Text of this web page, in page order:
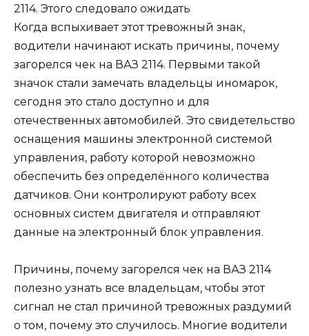
Когда вспыхивает этот тревожный знак,
водители начинают искать причины, почему
загорелся чек на ВАЗ 2114. Первыми такой
значок стали замечать владельцы иномарок,
сегодня это стало доступно и для
отечественных автомобилей. Это свидетельство
оснащения машины электронной системой
управления, работу которой невозможно
обеспечить без определённого количества
датчиков. Они контролируют работу всех
основных систем двигателя и отправляют
данные на электронный блок управления.
Причины, почему загорелся чек на ВАЗ 2114
полезно узнать все владельцам, чтобы этот
сигнал не стал причиной тревожных раздумий
о том, почему это случилось. Многие водители